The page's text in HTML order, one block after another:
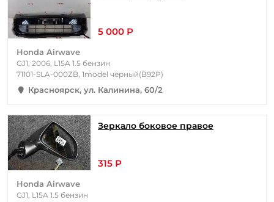
5 000 Р
Honda Airwave
GJ1, 2006, L15A 1.5 бензин
71101-SLA-000ZB, 1model чёрный(B92P)
Красноярск, ул. Калинина, 60/2
Зеркало боковое правое
315 Р
Honda Airwave
GJ1, L15A 1.5 бензин